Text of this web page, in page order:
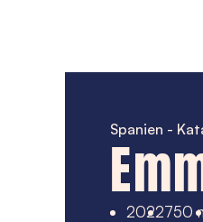
Spanien -
2022750